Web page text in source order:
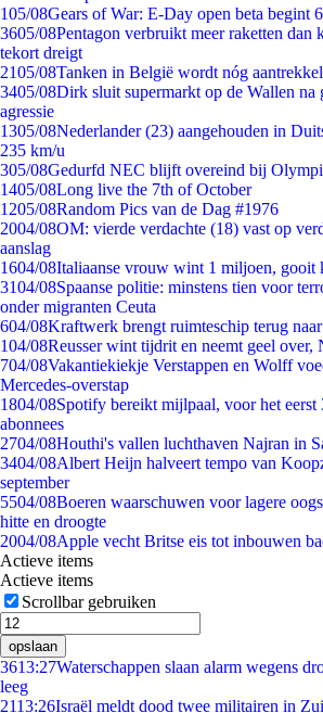
105/08Gears of War: E-Day open beta begint
3605/08Pentagon verbruikt meer raketten dan
tekort dreigt
2105/08Tanken in België wordt nóg
3405/08Dirk sluit supermarkt op de Wallen na
agressie
1305/08Nederlander (23) aangehouden in
235 km/u
305/08Gedurfd NEC blijft overeind bij
1405/08Long live the 7th of October
1205/08Random Pics van de Dag #1976
2004/08OM: vierde verdachte (18) vast op
aanslag
1604/08Italiaanse vrouw wint 1 miljoen, gooit
3104/08Spaanse politie: minstens tien voor
onder migranten Ceuta
604/08Kraftwerk brengt ruimteschip terug
104/08Reusser wint tijdrit en neemt geel over,
704/08Vakantiekiekje Verstappen en Wolff
Mercedes-overstap
1804/08Spotify bereikt mijlpaal, voor het
abonnees
2704/08Houthi's vallen luchthaven Najran in
3404/08Albert Heijn halveert tempo van
september
5504/08Boeren waarschuwen voor lagere
hitte en droogte
2004/08Apple vecht Britse eis tot inbouwen
Actieve items
Actieve items
Scrollbar gebruiken
opslaan
3613:27Waterschappen slaan alarm wegens
leeg
2113:26Israël meldt dood twee militairen in